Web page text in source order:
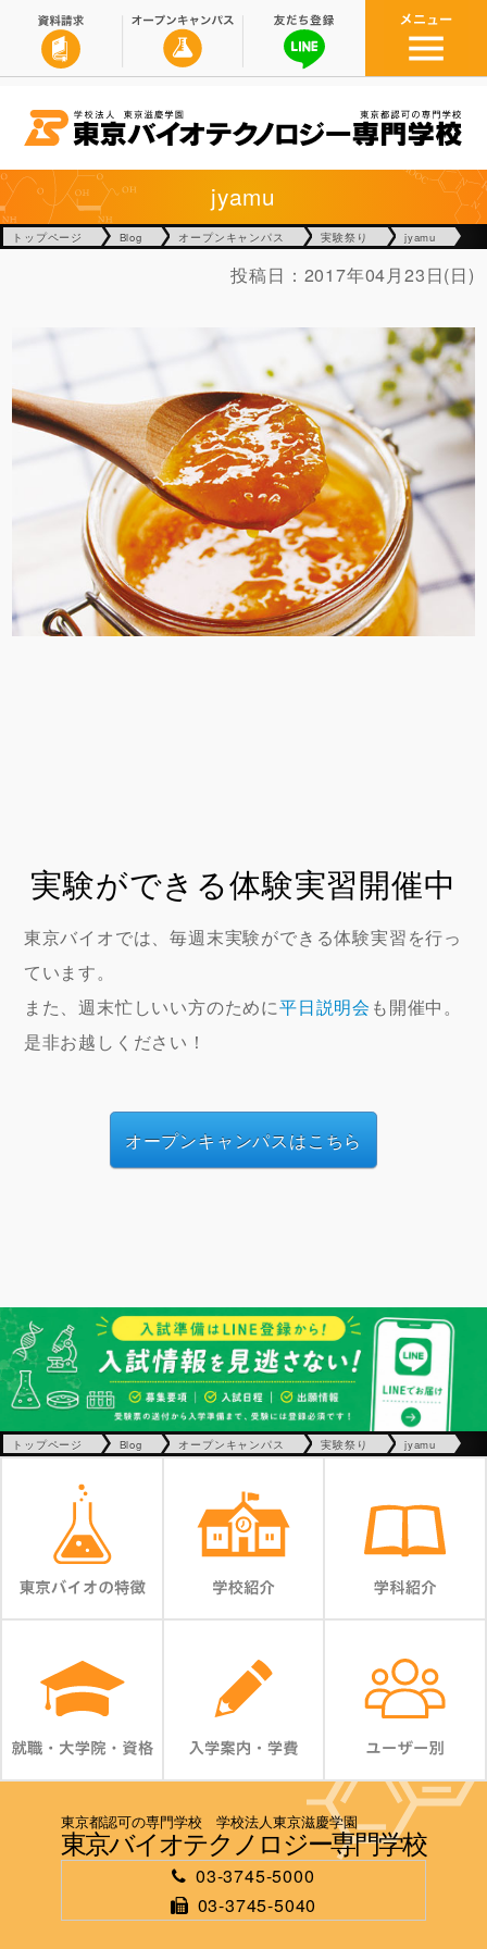
jyamu
トップページ Blog オープンキャンパス 実験祭り jyamu
投稿日： 2017年04月23日(日)
実験ができる体験実習開催中
東京バイオでは、毎週末実験ができる体験実習を行っ
ています。
また、週末忙しいい方のために平日説明会 も開催中。
是非お越しください！
オープンキャンパスはこちら
トップページ Blog オープンキャンパス 実験祭り jyamu
東京都認可の専門学校 学校法人東京滋慶学園
東京バイオテクノロジー専門学校
03-3745-5000
03-3745-5040